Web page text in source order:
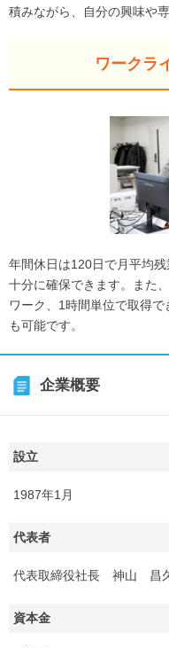
積みながら、自分の興味や
ワークラ
年間休日は120日で月平均
十分に確保できます。また
ワーク、1時間単位で取得
も可能です。
企業概要
設立
1987年1月
代表者
代表取締役社長 神山 昌
資本金